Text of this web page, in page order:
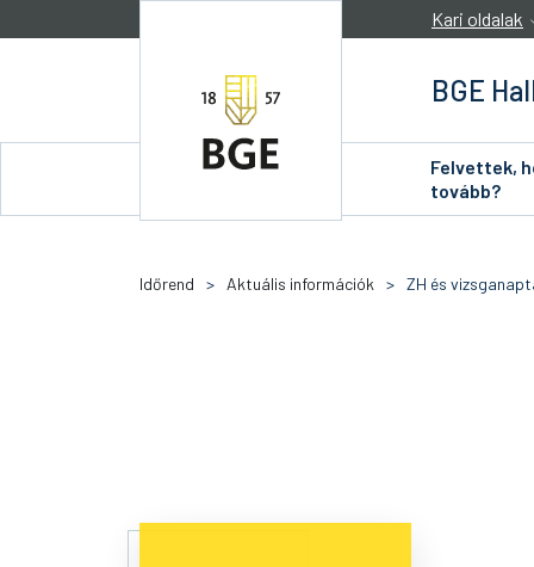
Kari oldalak
BGE
Felvettek,
tovább?
Időrend > Aktuális információk > ZH és